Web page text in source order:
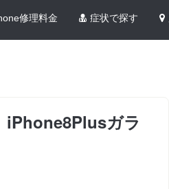
修理料金 症状で探す
iPhone8Plusガラ